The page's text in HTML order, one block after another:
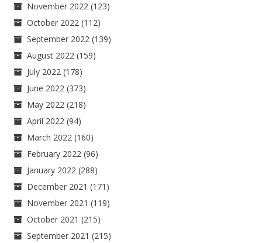
November 2022 (123)
October 2022 (112)
September 2022 (139)
August 2022 (159)
July 2022 (178)
June 2022 (373)
May 2022 (218)
April 2022 (94)
March 2022 (160)
February 2022 (96)
January 2022 (288)
December 2021 (171)
November 2021 (119)
October 2021 (215)
September 2021 (215)